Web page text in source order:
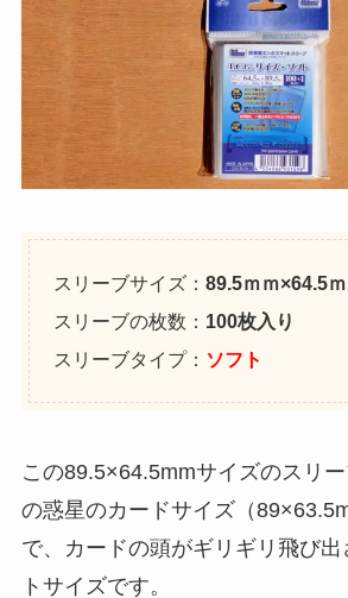
スリーブサイズ： 89.5ｍｍ×64.5
スリーブの枚数： 100枚入り
スリーブタイプ： ソフト
この89.5×64.5mmサイズのスリ
の惑星のカードサイズ（
で、カードの頭がギリギリ飛び出
トサイズです。